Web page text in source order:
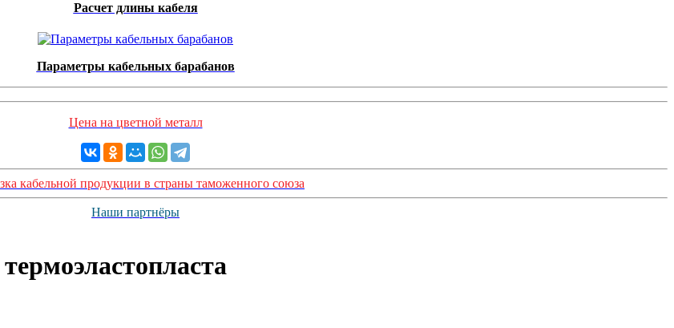
Расчет длины кабеля
Параметры кабельных барабанов
Цена на цветной металл
кабельной продукции в страны таможенного союза
Наши партнёры